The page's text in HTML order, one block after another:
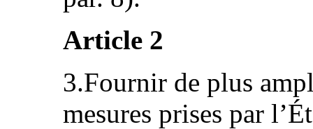
Article 2
3.Fournir de plus
mesures prises par